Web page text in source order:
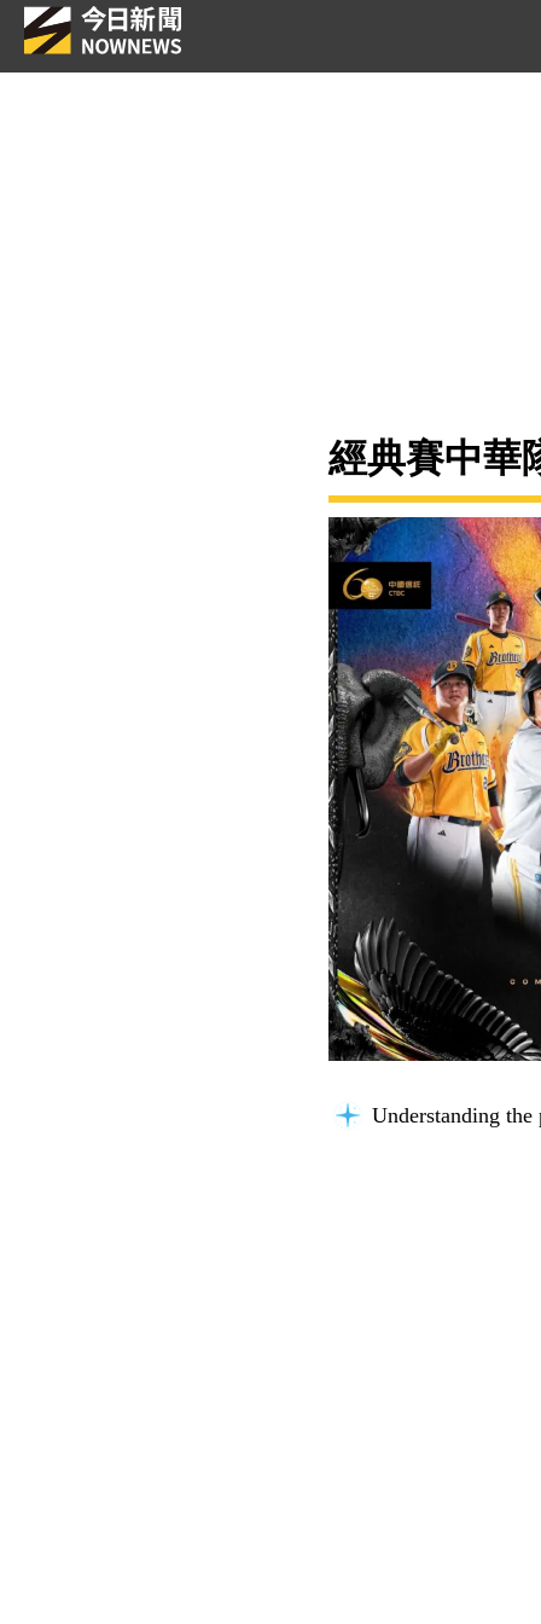
經典賽中華
Understanding the